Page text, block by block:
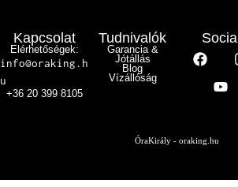
Kapcsolat
Elérhetőségek:
info@oraking.h
u
+36 20 399 8105
Tudnivalók
Garancia &
Jótállás
Blog
Vízállóság
Social
ÓraKirály - oraking.hu